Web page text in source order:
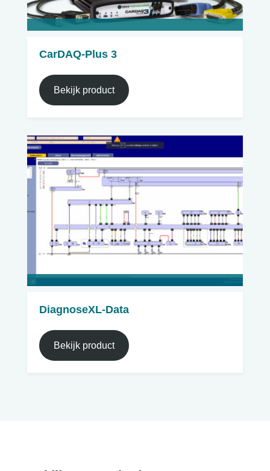
CarDAQ-Plus 3
Bekijk product
DiagnoseXL-Data
Bekijk product